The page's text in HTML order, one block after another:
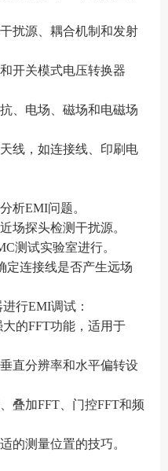
扰源、耦合机制和发射
开关模式电压转换器
、电场、磁场和电磁场
线，如连接线、印刷电
析EMI问题。
场探头检测干扰源。
测试实验室进行。
定连接线是否产生远场
行EMI调试：
的FFT功能，适用于
直分辨率和水平偏转设
叠加FFT、门控FFT和频
的测量位置的技巧。